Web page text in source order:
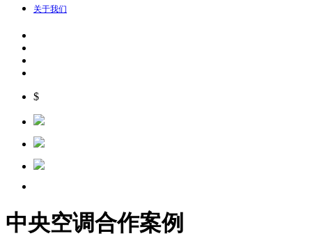
关于我们
$
中央空调合作案例